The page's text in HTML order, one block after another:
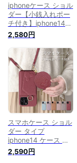
iphoneケース ショル
ダー【小銭入れポー
チ付き】iphone14
ケース 14pro 14plus
14promax iphone13
ケース 13mini 13pro
13promax iphone12
ケース カード入れ
12mini 12pro
12promax iphone11
11pro 11promax
iphone se2 xperia
10 iv ケース
2,580円
スマホケース ショル
ダー タイプ
iphone14 ケース カ
ード収納 背面
iPhone14pro 14plus
2,590円